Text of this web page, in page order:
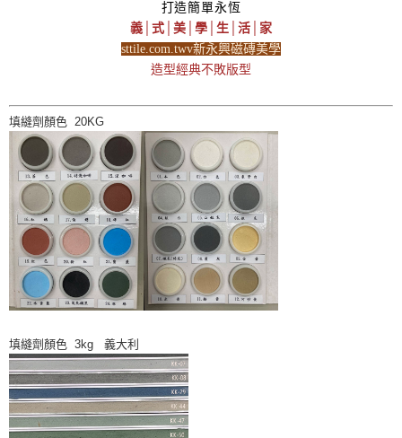
打造簡單永恆
義│式│美│學│生│活│家
sttile.com.twv新永興磁磚美學
造型經典不敗版型
填縫劑顏色 20KG
填縫劑顏色 3kg 義大利